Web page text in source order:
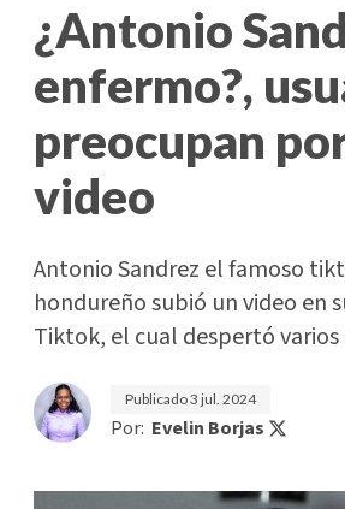
¿Antonio
enfermo?,
preocupan
video
Antonio Sandrez el famoso
hondureño subió un video en
Tiktok, el cual despertó
Publicado3 jul. 2024
Por: Evelin Borjas